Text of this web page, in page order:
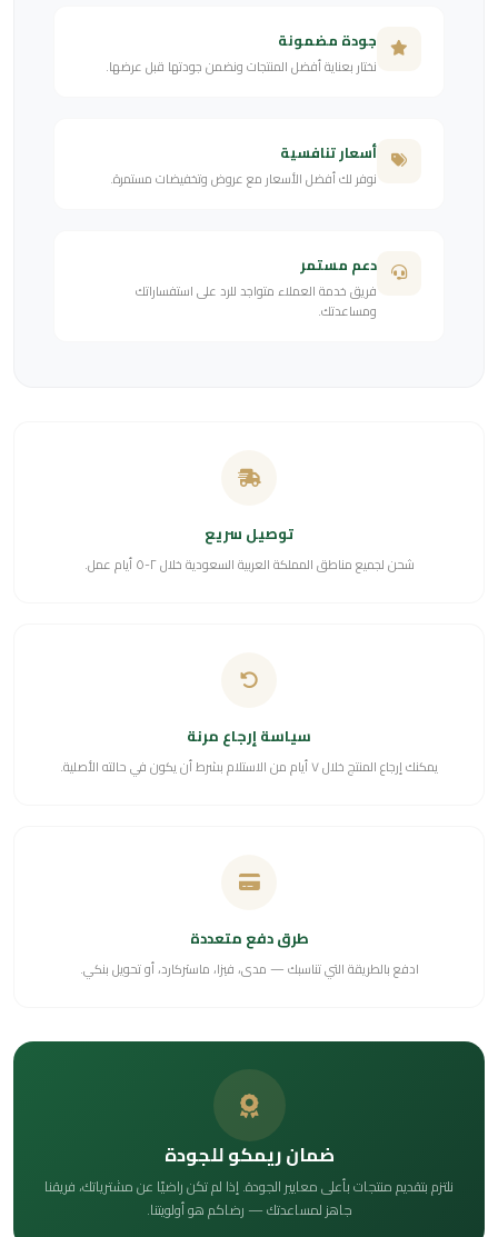
جودة مضمونة
نختار بعناية أفضل المنتجات ونضمن جودتها قبل عرضها.
أسعار تنافسية
نوفر لك أفضل الأسعار مع عروض وتخفيضات مستمرة.
دعم مستمر
فريق خدمة العملاء متواجد للرد على استفساراتك
ومساعدتك.
توصيل سريع
شحن لجميع مناطق المملكة العربية السعودية خلال ٢-٥ أيام عمل.
سياسة إرجاع مرنة
يمكنك إرجاع المنتج خلال ٧ أيام من الاستلام بشرط أن يكون في حالته الأصلية.
طرق دفع متعددة
ادفع بالطريقة التي تناسبك — مدى، فيزا، ماستركارد، أو تحويل بنكي.
ضمان ريمكو للجودة
نلتزم بتقديم منتجات بأعلى معايير الجودة. إذا لم تكن راضيًا عن مشترياتك، فريقنا
جاهز لمساعدتك — رضاكم هو أولويتنا.